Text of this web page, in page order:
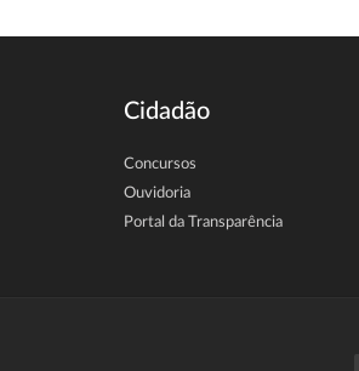
Cidadão
Concursos
Ouvidoria
Portal da Transparência